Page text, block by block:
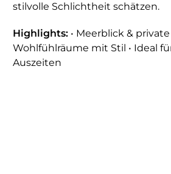
stilvolle Schlichtheit schätzen.
Highlights: • Meerblick &
Wohlfühlräume mit Stil • Ideal
Auszeiten